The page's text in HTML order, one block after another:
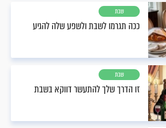
שבת
ככה תגרמו לשבת ולשפע שלה להגיע
שבת
זו הדרך שלך להתעשר דווקא בשבת